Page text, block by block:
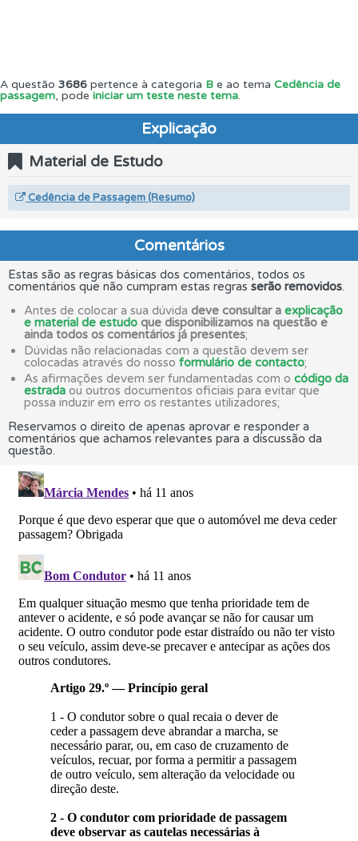
A questão 3686 pertence à categoria B e ao tema Cedência de
passagem, pode iniciar um teste neste tema.
Explicação
Material de Estudo
Cedência de Passagem (Resumo)
Comentários
Estas são as regras básicas dos comentários, todos os
comentários que não cumpram estas regras serão removidos.
Antes de colocar a sua dúvida deve consultar a explicação
e material de estudo que disponibilizamos na questão e
ainda todos os comentários já presentes;
Dúvidas não relacionadas com a questão devem ser
colocadas através do nosso formulário de contacto;
As afirmações devem ser fundamentadas com o código da
estrada ou outros documentos oficiais para evitar que
possa induzir em erro os restantes utilizadores;
Reservamos o direito de apenas aprovar e responder a
comentários que achamos relevantes para a discussão da
questão.